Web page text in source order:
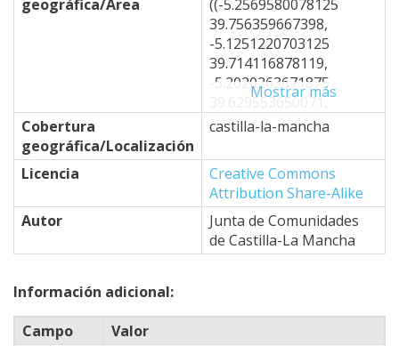
geográfica/Area
((-5.2569580078125
39.756359667398,
-5.1251220703125
39.714116878119,
-5.2020263671875
39.629553650071,
-4.8724365234375
-4.6746826171875
39.50251479253,
-4.7076416015625
39.264753301887,
-4.6966552734375
39.196672742478,
-4.8834228515625
Mostrar más
Cobertura
geográfica/Localización
castilla-la-mancha
Licencia
Creative Commons
Attribution Share-Alike
Autor
Junta de Comunidades
de Castilla-La Mancha
Información adicional:
Campo
Valor